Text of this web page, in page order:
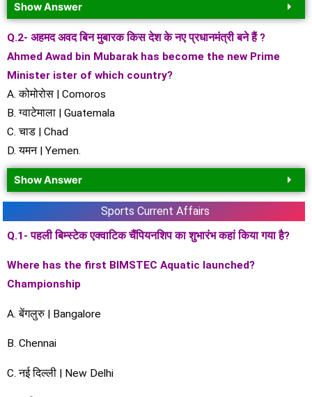
Show Answer
Q.2- अहमद अवद बिन मुबारक किस देश के नए प्रधानमंत्री बने हैं ?
Ahmed Awad bin Mubarak has become the new Prime
Minister ister of which country?
A. कोमोरोस | Comoros
B. ग्वाटेमाला | Guatemala
C. चाड | Chad
D. यमन | Yemen.
Show Answer
Sports Current Affairs
Q.1- पहली बिम्स्टेक एक्वाटिक चैंपियनशिप का शुभारंभ कहां किया गया है?
Where has the first BIMSTEC Aquatic launched?
Championship
A. बेंगलुरु | Bangalore
B. Chennai
C. नई दिल्ली | New Delhi